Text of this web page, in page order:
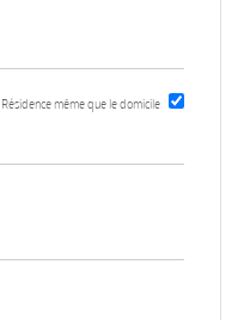
Résidence même que le domicile